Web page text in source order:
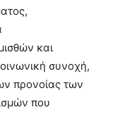
και
συνοχή,
προνοίας των
που